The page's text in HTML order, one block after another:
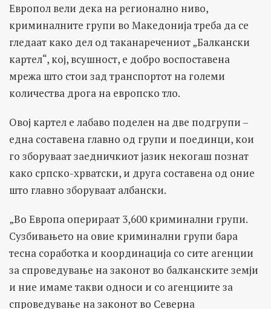
Европол вели дека на регионално ниво,
криминалните групи во Македонија треба да се
гледаат како дел од таканаречениот „Балкански
картел“, кој, всушност, е добро воспоставена
мрежа што стои зад транспортот на големи
количества дрога на европско тло.
Овој картел е лабаво поделен на две подгрупи –
една составена главно од групи и поединци, кои
го зборуваат заедничкиот јазик некогаш познат
како српско-хрватски, и друга составена од оние
што главно зборуваат албански.
„Во Европа оперираат 3,600 криминални групи.
Сузбивањето на овие криминални групи бара
тесна соработка и координација со сите агенции
за спроведување на законот во балканските земји
и ние имаме такви односи и со агенциите за
спроведување на законот во Северна